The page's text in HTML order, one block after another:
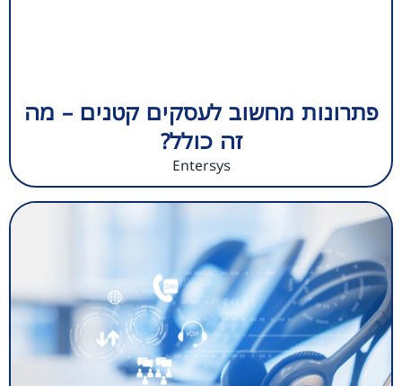
פתרונות מחשוב לעסקים קטנים – מה
זה כולל?
Entersys